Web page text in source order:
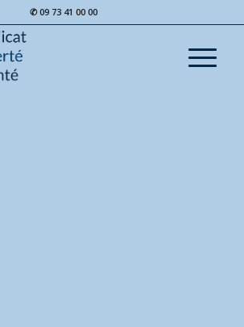
✆ 09 73 41 00 00